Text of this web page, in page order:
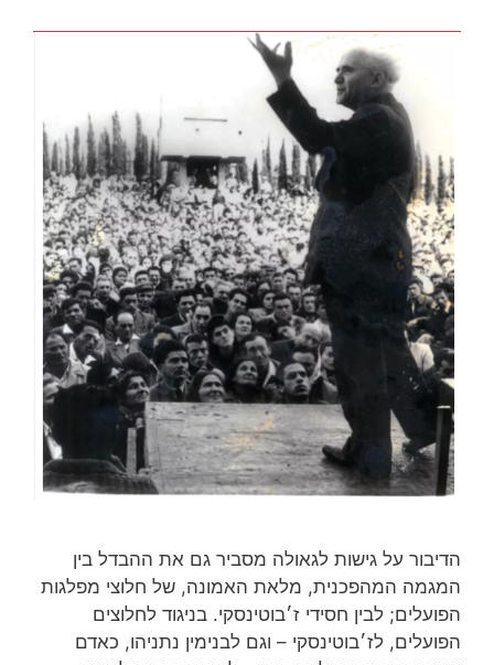
הדיבור על גישות לגאולה מסביר גם את ההבדל בין
המגמה המהפכנית, מלאת האמונה, של חלוצי מפלגות
הפועלים; לבין חסידי ז׳בוטינסקי. בניגוד לחלוצים
הפועלים, לז׳בוטינסקי – וגם לבנימין נתניהו, כאדם